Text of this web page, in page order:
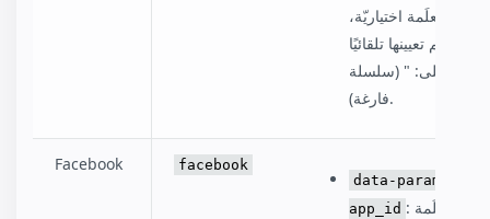
معلَمة اختياريّة،
ويتم تعيينها تلقائيًا
على: " (سلسلة
فارغة).
Facebook
facebook
data-param-
app_id
: معلَمة